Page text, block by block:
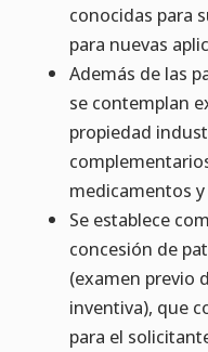
conocidas para
para nuevas
Además de las
se contemplan
propiedad
medicamentos
Se establece
concesión de
(examen previo
inventiva), que
para el